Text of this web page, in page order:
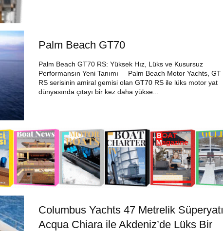
Palm Beach GT70
Palm Beach GT70 RS: Yüksek Hız, Lüks ve Kusursuz
Performansın Yeni Tanımı – Palm Beach Motor Yachts, GT
RS serisinin amiral gemisi olan GT70 RS ile lüks motor yat
dünyasında çıtayı bir kez daha yükse...
Columbus Yachts 47 Metrelik Süperyatı
Acqua Chiara ile Akdeniz’de Lüks Bir